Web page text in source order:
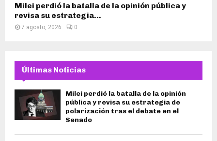
Milei perdió la batalla de la opinión pública y
revisa su estrategia...
7 agosto, 2026 0
Últimas Noticias
Milei perdió la batalla de la opinión
pública y revisa su estrategia de
polarización tras el debate en el
Senado